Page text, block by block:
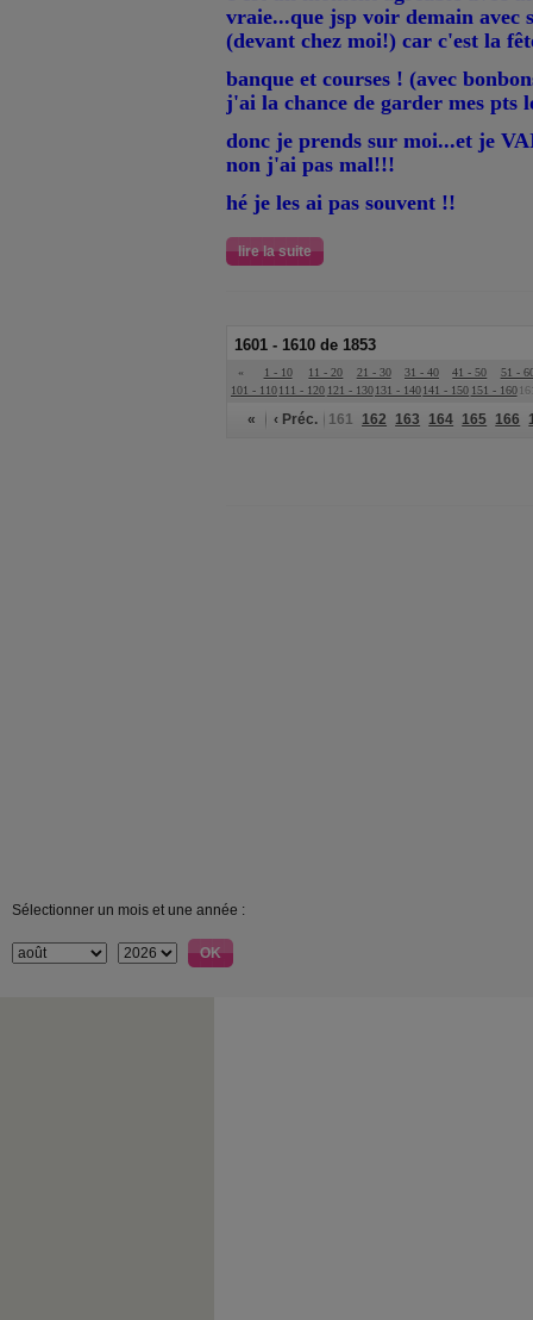
vraie...que jsp voir demain avec
(devant chez moi!) car c'est la
banque et courses ! (avec
j'ai la chance de garder mes pts
donc je prends sur moi...et je
non j'ai pas mal!!!
hé je les ai pas souvent !!
lire la suite
1601 - 1610 de 1853
« 1 - 10 11 - 20 21 - 30 31 - 40 41 - 50
51 -
101 - 110111 - 120 121 - 130 131 - 140141 - 150 151 - 160
« ‹ Préc. 161 162 163 164 165 166
Sélectionner un mois et une année :